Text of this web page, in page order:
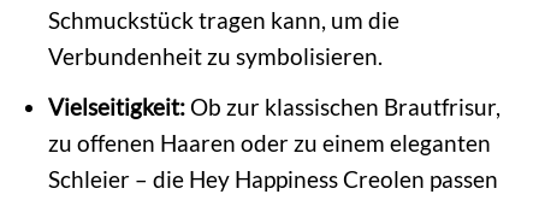
Schmuckstück tragen kann, um die
Verbundenheit zu symbolisieren.
Vielseitigkeit:Ob zur klassischen Brautfrisur,
zu offenen Haaren oder zu einem eleganten
Schleier – die Hey Happiness Creolen passen